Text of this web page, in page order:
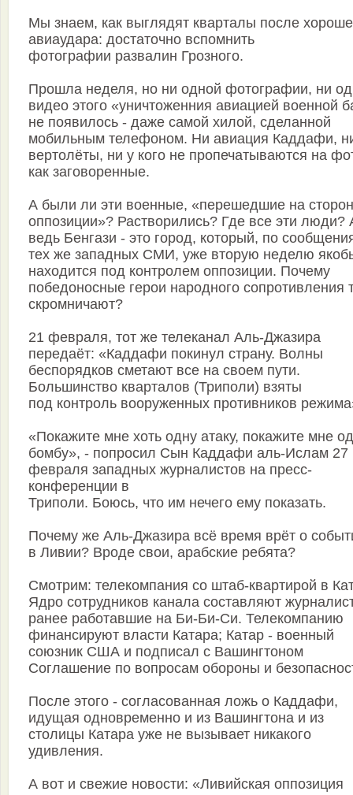
Мы знаем, как выглядят кварталы после
авиаудара: достаточно вспомнить
фотографии развалин Грозного.
Прошла неделя, но ни одной фотографии, ни
видео этого «уничтоженния авиацией военной
не появилось - даже самой хилой, сделанной
мобильным телефоном. Ни авиация Каддафи,
вертолёты, ни у кого не пропечатываются на
как заговоренные.
А были ли эти военные, «перешедшие на
оппозиции»? Растворились? Где все эти люди?
ведь Бенгази - это город, который, по
тех же западных СМИ, уже вторую неделю
находится под контролем оппозиции. Почему
победоносные герои народного сопротивления
скромничают?
21 февраля, тот же телеканал Аль-Джазира
передаёт: «Каддафи покинул страну. Волны
беспорядков сметают все на своем пути.
Большинство кварталов (Триполи) взяты
под контроль вооруженных противников
«Покажите мне хоть одну атаку, покажите мне
бомбу», - попросил Сын Каддафи аль-Ислам 27
февраля западных журналистов на пресс-
конференции в
Триполи. Боюсь, что им нечего ему показать.
Почему же Аль-Джазира всё время врёт о
в Ливии? Вроде свои, арабские ребята?
Смотрим: телекомпания со штаб-квартирой в
Ядро сотрудников канала составляют
ранее работавшие на Би-Би-Си. Телекомпанию
финансируют власти Катара; Катар - военный
союзник США и подписал с Вашингтоном
Соглашение по вопросам обороны и
После этого - согласованная ложь о Каддафи,
идущая одновременно и из Вашингтона и из
столицы Катара уже не вызывает никакого
удивления.
А вот и свежие новости: «Ливийская оппозиция